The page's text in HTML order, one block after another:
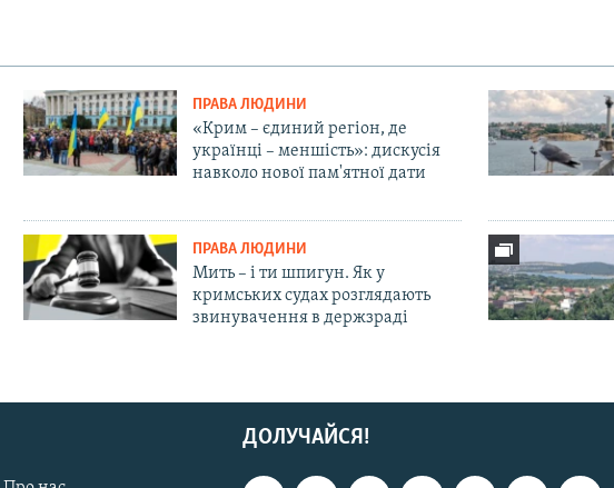
ПРАВА ЛЮДИНИ
«Крим – єдиний регіон, де
українці – меншість»: дискусія
навколо нової пам'ятної дати
ПРАВА ЛЮДИНИ
Мить – і ти шпигун. Як у
кримських судах розглядають
звинувачення в держзраді
ДОЛУЧАЙСЯ!